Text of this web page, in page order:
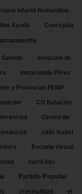
Infantil Romanillos
Ayuda Concejalía
Galindo donación de
Inmaculada Pérez
y Provincias FEMP
CD Natación
Centro de
calle Isabel
Escuela Virtual
carril bici
Partido Popular
criminalidad el